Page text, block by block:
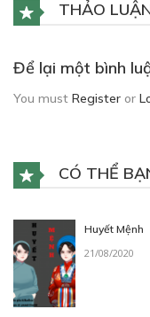
THẢO
Để lại một bình
You must Register or
CÓ THỂ
Huyết Mệnh
21/08/2020